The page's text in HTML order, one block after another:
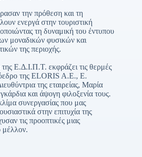
την πρόθεση και τη
ενεργά στην τουριστική
τη δυναμική του έντυπου
μοναδικών φυσικών και
της περιοχής.
Ε.Δ.Ι.Π.Τ. εκφράζει τις θερμές
της ELORIS A.E., Ε.
της εταιρείας, Μαρία
και άψογη φιλοξενία τους.
συνεργασίας που μας
στην επιτυχία της
τις προοπτικές μιας
μέλλον.